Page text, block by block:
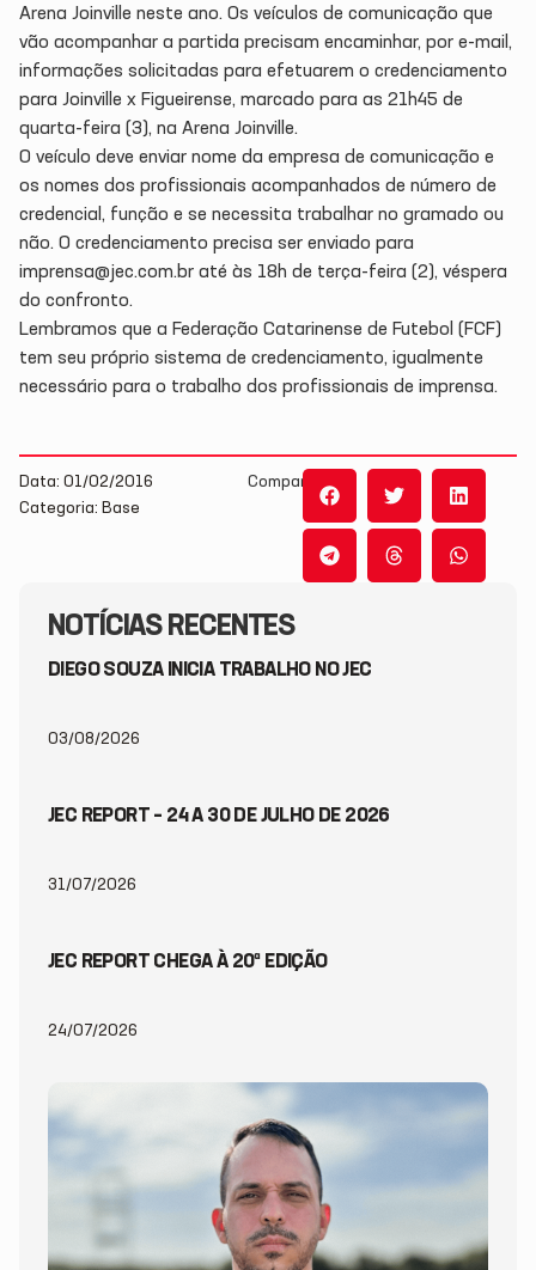
NOTÍCIAS RECENTES
DIEGO SOUZA INICIA TRABALHO NO JEC
03/08/2026
JEC REPORT – 24 A 30 DE JULHO DE 2026
31/07/2026
JEC REPORT CHEGA À 20ª EDIÇÃO
24/07/2026
Arena Joinville neste ano. Os veículos de comunicação que
vão acompanhar a partida precisam encaminhar, por e-mail,
informações solicitadas para efetuarem o credenciamento
para Joinville x Figueirense, marcado para as 21h45 de
quarta-feira (3), na Arena Joinville.
O veículo deve enviar nome da empresa de comunicação e
os nomes dos profissionais acompanhados de número de
credencial, função e se necessita trabalhar no gramado ou
não. O credenciamento precisa ser enviado para
imprensa@jec.com.br até às 18h de terça-feira (2), véspera
do confronto.
Lembramos que a Federação Catarinense de Futebol (FCF)
tem seu próprio sistema de credenciamento, igualmente
necessário para o trabalho dos profissionais de imprensa.
Data: 01/02/2016
Categoria: Base
Compartilhe: